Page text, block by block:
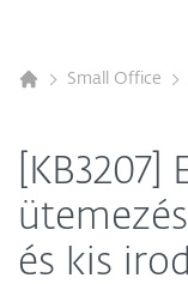
Small Office
és kis